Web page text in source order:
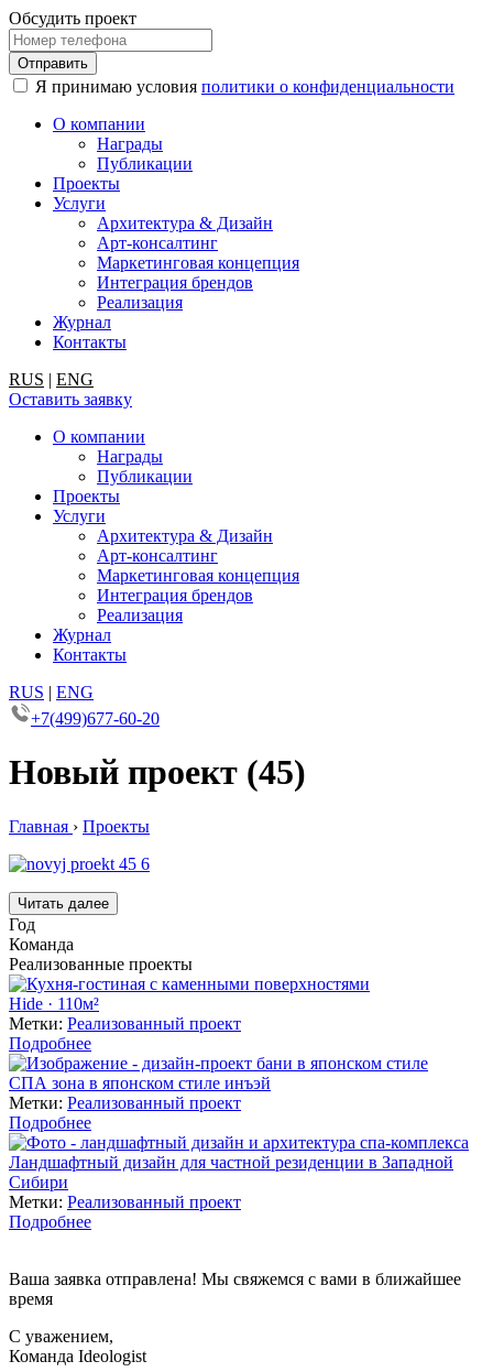
Обсудить проект
Я принимаю условия политики о конфиденциальности
О компании
Награды
Публикации
Проекты
Услуги
Архитектура & Дизайн
Арт-консалтинг
Маркетинговая концепция
Интеграция брендов
Реализация
Журнал
Контакты
RUS | ENG
Оставить заявку
О компании
Награды
Публикации
Проекты
Услуги
Архитектура & Дизайн
Арт-консалтинг
Маркетинговая концепция
Интеграция брендов
Реализация
Журнал
Контакты
RUS | ENG
+7(499)677-60-20
Новый проект (45)
Главная › Проекты
Читать далее
Год
Команда
Реализованные проекты
Hide · 110м²
Метки: Реализованный проект
Подробнее
СПА зона в японском стиле инъэй
Метки: Реализованный проект
Подробнее
Ландшафтный дизайн для частной резиденции в Западной
Сибири
Метки: Реализованный проект
Подробнее
Ваша заявка отправлена! Мы свяжемся с вами в ближайшее
время
С уважением,
Команда Ideologist